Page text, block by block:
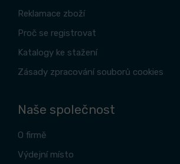
Reklamace zboží
Proč se registrovat
Katalogy ke stažení
Zásady zpracování souborů cookies
Naše společnost
O firmě
Výdejní místo